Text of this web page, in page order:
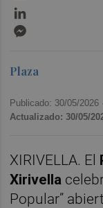
Plaza
Publicado: 30/05/2026 ·
Actualizado: 30/05/
XIRIVELLA. El
Xirivella
Popular”